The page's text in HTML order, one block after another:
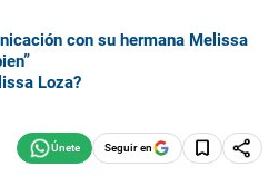
con su hermana Melissa
Loza?
Seguir en